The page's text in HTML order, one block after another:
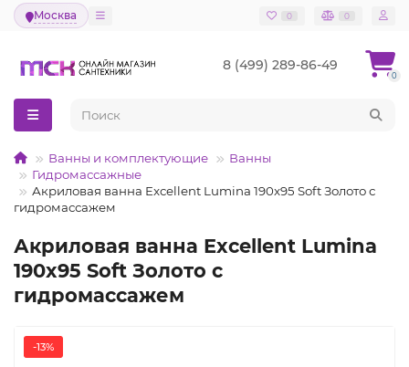
Москва 0 0
8 (499) 289-86-49
0
Ванны и комплектующие
Ванны
Гидромассажные
Акриловая ванна Excellent Lumina 190x95 Soft Золото с
гидромассажем
Акриловая ванна Excellent Lumina
190x95 Soft Золото с
гидромассажем
-13%